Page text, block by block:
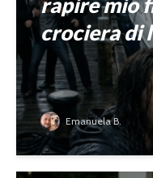
crociera di
Emanuela B.